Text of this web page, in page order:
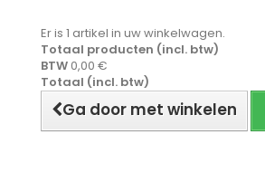
Er is 1 artikel in uw winkelwagen.
Totaal producten (incl. btw)
BTW 0,00 €
Totaal (incl. btw)
Ga door met winkelen